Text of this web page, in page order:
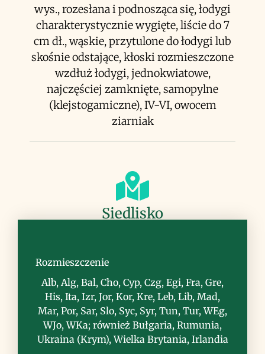
wys., rozesłana i podnosząca się, łodygi
charakterystycznie wygięte, liście do 7
cm dł., wąskie, przytulone do łodygi lub
skośnie odstające, kłoski rozmieszczone
wzdłuż łodygi, jednokwiatowe,
najczęściej zamknięte, samopylne
(klejstogamiczne), IV-VI, owocem
ziarniak
Siedlisko
Uwagi
Rozmieszczenie
Alb, Alg, Bal, Cho, Cyp, Czg, Egi, Fra, Gre,
His, Ita, Izr, Jor, Kor, Kre, Leb, Lib, Mad,
Mar, Por, Sar, Slo, Syc, Syr, Tun, Tur, WEg,
WJo, WKa; również Bułgaria, Rumunia,
Ukraina (Krym), Wielka Brytania, Irlandia